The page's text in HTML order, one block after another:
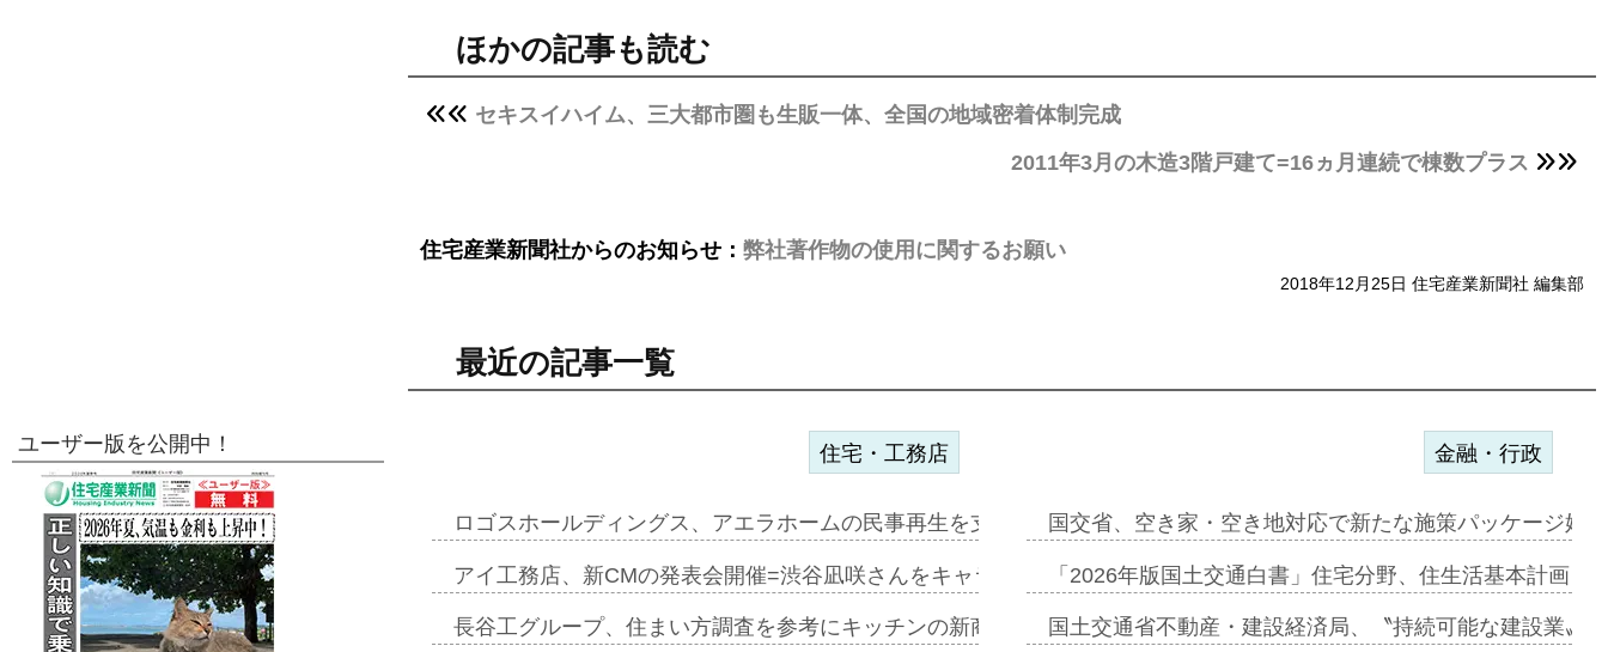
ほかの記事も読む
セキスイハイム、三大都市圏も生販一体、全国の地域密着体制完成
2011年3月の木造3階戸建て=16ヵ月連続で棟数プラス
住宅産業新聞社からのお知らせ： 弊社著作物の使用に関するお願い
2018年12月25日 住宅産業新聞社 編集部
最近の記事一覧
住宅・工務店
ロゴスホールディングス、アエラホームの民事再生を支援=スポンサー契約…
アイ工務店、新CMの発表会開催=渋谷凪咲さんをキャラクターに起用…
長谷工グループ、住まい方調査を参考にキッチンの新商品=「ファミーレキ…
金融・行政
国交省、空き家・空き地対応で新たな施策パッケージ始
「2026年版国土交通白書」住宅分野、住生活基本計画
国土交通省不動産・建設経済局、〝持続可能な建設業〟
ユーザー版を公開中！